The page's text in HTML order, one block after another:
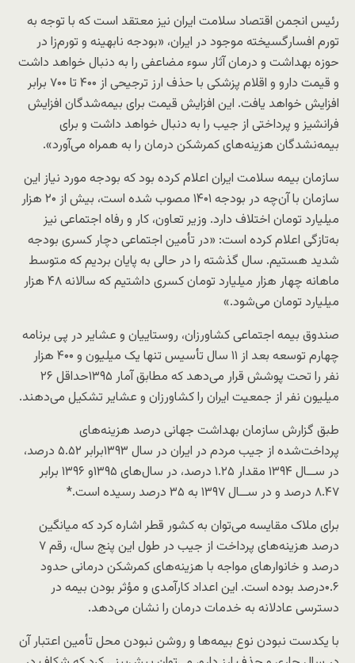
رئیس انجمن اقتصاد سلامت ایران نیز معتقد است که با توجه به
تورم افسارگسیخته موجود در ایران، «بودجه نابهینه و تورم‌زا در
حوزه بهداشت و درمان آثار سوء مضاعفی را به دنبال خواهد داشت
و قیمت دارو و اقلام پزشکی با حذف ارز ترجیحی از ۴۰۰ تا ۷۰۰ برابر
افزایش خواهد یافت. این افزایش قیمت برای بیمه‌شدگان افزایش
فرانشیز و پرداختی از جیب را به دنبال خواهد داشت و برای
بیمه‌نشدگان هزینه‌های کمرشکن درمان را به همراه می‌آورد».
سازمان بیمه سلامت ایران اعلام کرده بود که بودجه مورد نیاز این
سازمان با آن‌چه در بودجه ۱۴۰۱ مصوب شده است، بیش از ۲۰ هزار
میلیارد تومان اختلاف دارد. وزیر تعاون، کار و رفاه اجتماعی نیز
به‌تازگی اعلام کرده است: «در تأمین اجتماعی دچار کسری بودجه
شدید هستیم. سال گذشته را در حالی به پایان بردیم که متوسط
ماهانه چهار هزار میلیارد تومان کسری داشتیم که سالانه ۴۸ هزار
میلیارد تومان می‌شود.»
صندوق بیمه اجتماعی کشاورزان، روستاییان و عشایر در پی برنامه
چهارم توسعه بعد از ۱۱ سال تأسیس تنها یک میلیون و ۴۰۰ هزار
نفر را تحت پوشش قرار می‌دهد که مطابق آمار ۱۳۹۵حداقل ۲۶
میلیون نفر از جمعیت ایران را کشاورزان و عشایر تشکیل می‌دهند.
طبق گزارش سازمان بهداشت جهانی درصد هزینه‌های
پرداخت‌شده از جیب مردم در ایران در سال ۱۳۹۳برابر ۵.۵۲ درصد،
در ســال ۱۳۹۴ مقدار ۱.۲۵ درصد، در سال‌های ۱۳۹۵و ۱۳۹۶ برابر
۸.۴۷ درصد و در ســال ۱۳۹۷ به ۳۵ درصد رسیده است.*
برای ملاک مقایسه می‌توان به کشور قطر اشاره کرد که میانگین
درصد هزینه‌های پرداخت از جیب در طول این پنج سال، رقم ۷
درصد و خانوارهای مواجه با هزینه‌های کمرشکن درمانی حدود
۰.۶درصد بوده است. این اعداد کارآمدی و مؤثر بودن بیمه در
دسترسی عادلانه به خدمات درمان را نشان می‌دهد.
با یکدست نبودن نوع بیمه‌ها و روشن نبودن محل تأمین اعتبار آن